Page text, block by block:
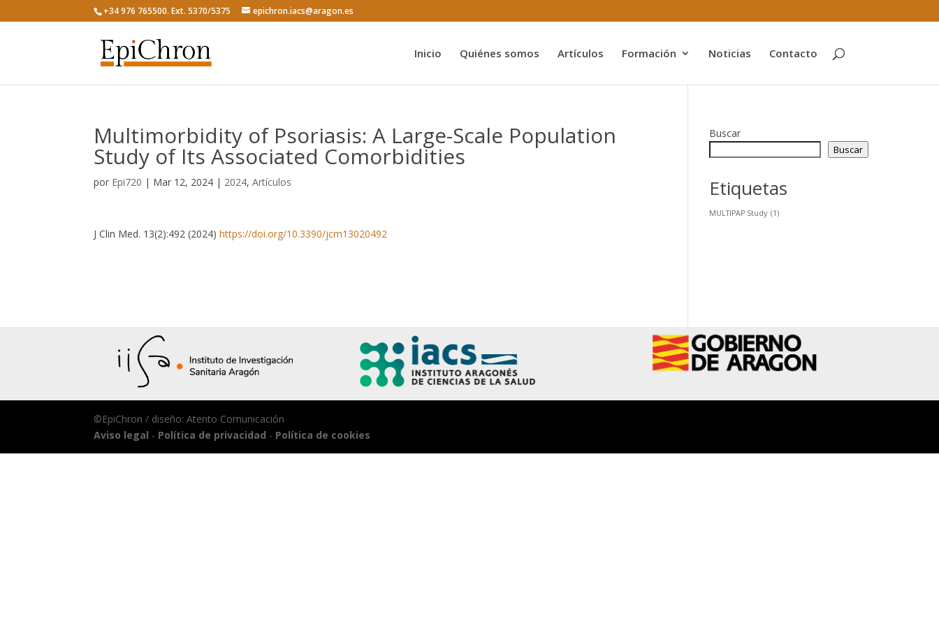
+34 976 765500. Ext. 5370/5375 epichron.iacs@aragon.es
Inicio Quiénes somos Artículos Formación Noticias Contacto
Multimorbidity of Psoriasis: A Large-Scale Population
Study of Its Associated Comorbidities
por Epi720 | Mar 12, 2024 | 2024,Artículos
J Clin Med. 13(2):492 (2024)https://doi.org/10.3390/jcm13020492
Buscar
Buscar
Etiquetas
MULTIPAP Study (1)
©EpiChron / diseño: Atento Comunicación
Aviso legal - Política de privacidad - Política de cookies